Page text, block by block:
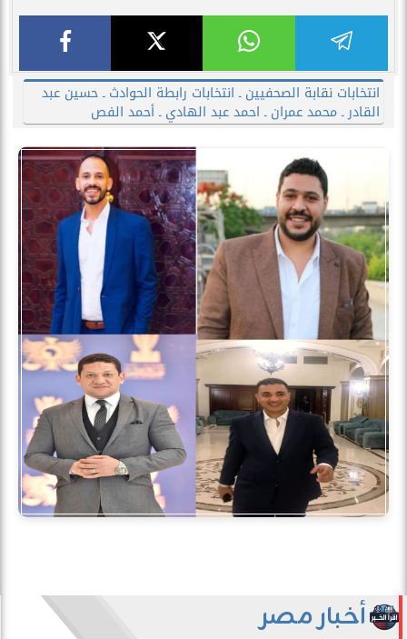
انتخابات نقابة الصحفيين ـ انتخابات رابطة الحوادث ـ حسين عبد
القادر ـ محمد عمران ـ احمد عبد الهادي ـ أحمد الفص
أخبار مصر